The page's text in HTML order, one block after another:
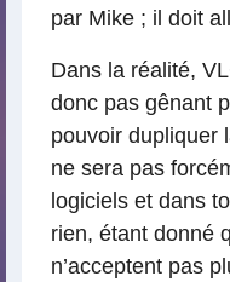
par Mike ; il doit
Dans la réalité,
donc pas gênant
pouvoir dupliquer
ne sera pas
logiciels et dans
rien, étant donné
n’acceptent pas